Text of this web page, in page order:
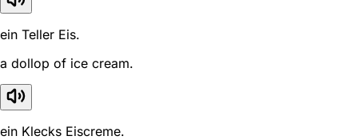
ein Teller Eis.
a dollop of ice cream.
ein Klecks Eiscreme.